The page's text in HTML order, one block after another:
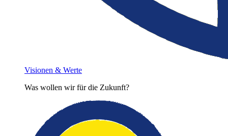
Visionen & Werte
Was wollen wir für die Zukunft?